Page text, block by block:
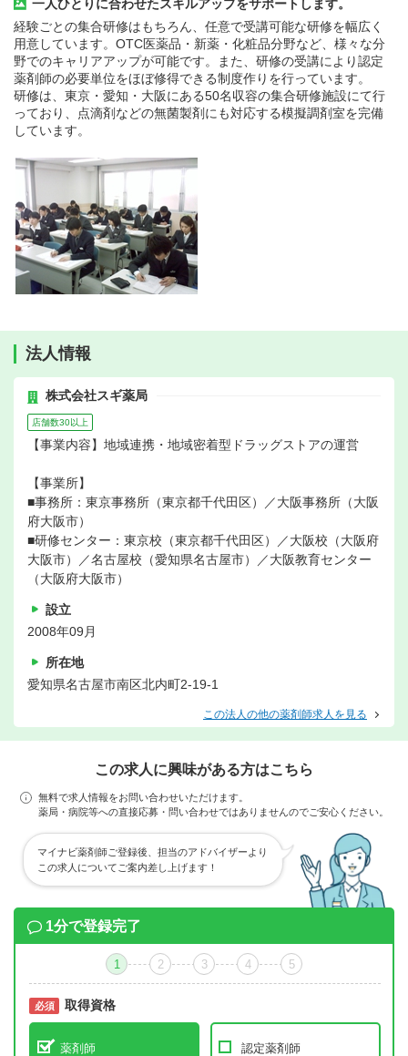
一人ひとりに合わせたスキルアップをサポートします。
経験ごとの集合研修はもちろん、任意で受講可能な研修を幅広く
用意しています。OTC医薬品・新薬・化粧品分野など、様々な分
野でのキャリアアップが可能です。また、研修の受講により認定
薬剤師の必要単位をほぼ修得できる制度作りを行っています。
研修は、東京・愛知・大阪にある50名収容の集合研修施設にて行
っており、点滴剤などの無菌製剤にも対応する模擬調剤室を完備
しています。
法人情報
株式会社スギ薬局
店舗数30以上
【事業内容】地域連携・地域密着型ドラッグストアの運営
【事業所】
■事務所：東京事務所（東京都千代田区）／大阪事務所（大阪
府大阪市）
■研修センター：東京校（東京都千代田区）／大阪校（大阪府
大阪市）／名古屋校（愛知県名古屋市）／大阪教育センター
（大阪府大阪市）
設立
2008年09月
所在地
愛知県名古屋市南区北内町2-19-1
この法人の他の薬剤師求人を見る
この求人に興味がある方はこちら
無料で求人情報をお問い合わせいただけます。
薬局・病院等への直接応募・問い合わせではありませんのでご安心ください。
マイナビ薬剤師ご登録後、担当のアドバイザーより
この求人についてご案内差し上げます！
1分で登録完了
1 2 3 4 5
必須 取得資格
薬剤師 認定薬剤師